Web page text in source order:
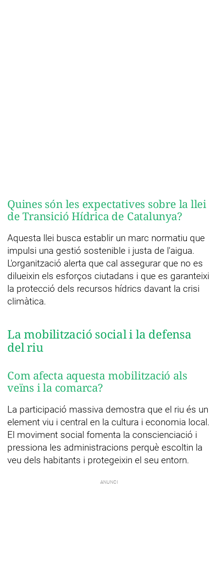
Quines són les expectatives sobre la llei
de Transició Hídrica de Catalunya?
Aquesta llei busca establir un marc normatiu que
impulsi una gestió sostenible i justa de l'aigua.
L'organització alerta que cal assegurar que no es
dilueixin els esforços ciutadans i que es garanteixi
la protecció dels recursos hídrics davant la crisi
climàtica.
La mobilització social i la defensa
del riu
Com afecta aquesta mobilització als
veïns i la comarca?
La participació massiva demostra que el riu és un
element viu i central en la cultura i economia local.
El moviment social fomenta la conscienciació i
pressiona les administracions perquè escoltin la
veu dels habitants i protegeixin el seu entorn.